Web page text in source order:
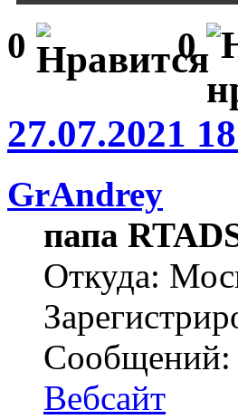
0 0
27.07.2021
GrAndrey
папа
Откуда:
Сообщений:
Вебсайт